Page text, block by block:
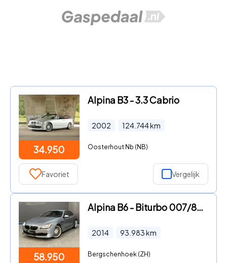
34.950
Alpina B3 - 3.3 Cabrio
2002 124.744km
Oosterhout Nb (NB)
Favoriet Vergelijk
58.950
Alpina B6 - Biturbo 007/88 Coupe
2014 93.983km
Bergschenhoek (ZH)